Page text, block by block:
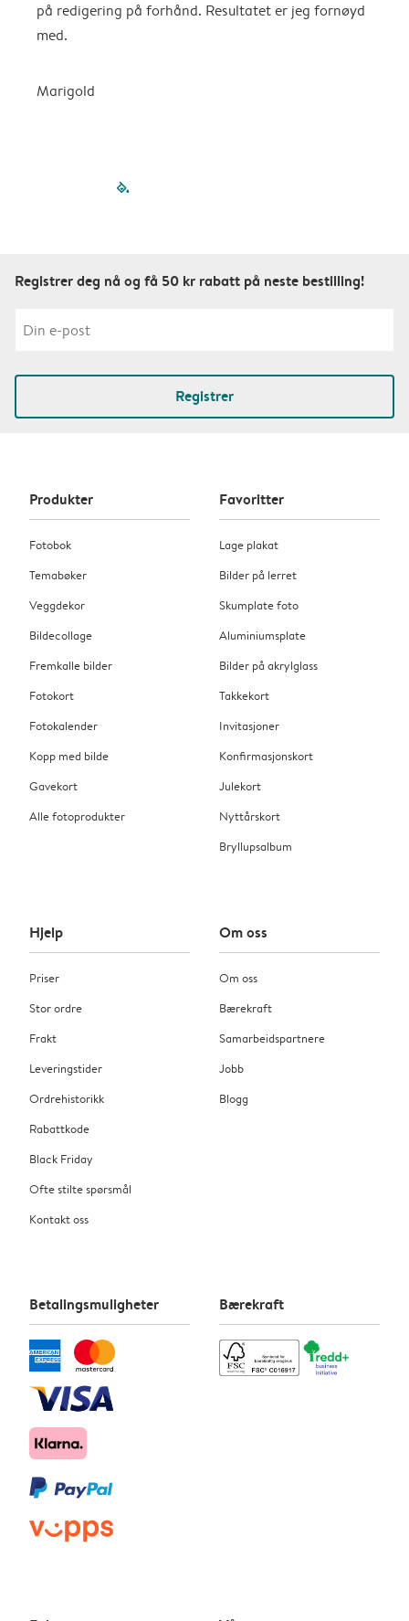
på redigering på forhånd. Resultatet er jeg fornøyd
med.
Marigold
filled-pagination
Registrer deg nå og få 50 kr rabatt på neste bestilling!
Registrer
Produkter
Fotobok
Temabøker
Veggdekor
Bildecollage
Fremkalle bilder
Fotokort
Fotokalender
Kopp med bilde
Gavekort
Alle fotoprodukter
Favoritter
Lage plakat
Bilder på lerret
Skumplate foto
Aluminiumsplate
Bilder på akrylglass
Takkekort
Invitasjoner
Konfirmasjonskort
Julekort
Nyttårskort
Bryllupsalbum
Hjelp
Priser
Stor ordre
Frakt
Leveringstider
Ordrehistorikk
Rabattkode
Black Friday
Ofte stilte spørsmål
Kontakt oss
Om oss
Om oss
Bærekraft
Samarbeidspartnere
Jobb
Blogg
Betalingsmuligheter Bærekraft